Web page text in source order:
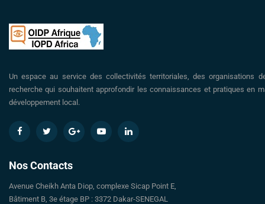
Un espace au service des collectivités territoriales, des organisations
recherche qui souhaitent approfondir les connaissances et pratiques en
développement local.
Nos Contacts
Avenue Cheikh Anta Diop, complexe Sicap Point E,
Bâtiment B, 3e étage BP : 3372 Dakar-SENEGAL